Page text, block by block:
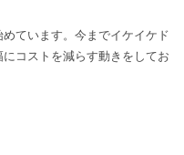
ています。今までイケイケド
コストを減らす動きをしてお